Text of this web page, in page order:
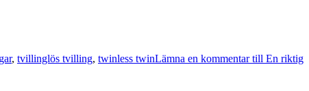
, tvillinglös tvilling, twinless twinLämna en kommentartill En riktig